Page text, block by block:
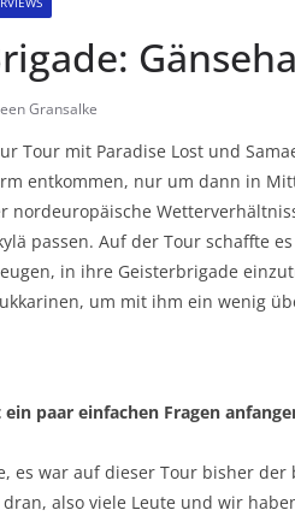
Gransalke
Tour mit Paradise Lost und
entkommen, nur um dann in
nordeuropäische
passen. Auf der Tour schaffte
in ihre Geisterbrigade
um mit ihm ein wenig
paar einfachen Fragen
es war auf dieser Tour bisher
also viele Leute und wir